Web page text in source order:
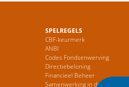
SPELREGELS
CBF-keurmerk
ANBI
Codes Fondsenwerving
Directiebeloning
Financieel Beheer
Samenwerking in de Sector